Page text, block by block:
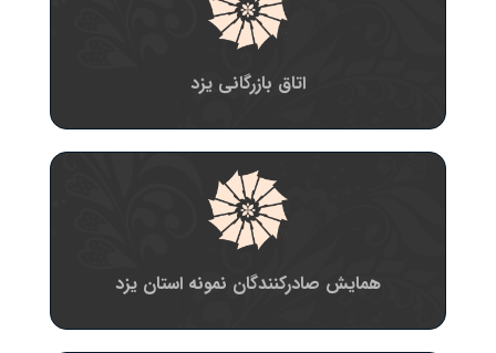
اتاق بازرگانی یزد
همایش صادرکنندگان نمونه استان یزد